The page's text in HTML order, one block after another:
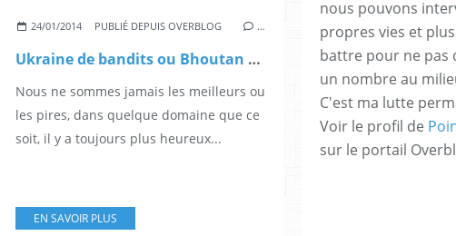
24/01/2014 PUBLIÉ DEPUIS OVERBLOG …
Ukraine de bandits ou Bhoutan train ?
Nous ne sommes jamais les meilleurs ou
les pires, dans quelque domaine que ce
soit, il y a toujours plus heureux...
EN SAVOIR PLUS
nous pouvons
propres vies et
battre pour ne pas
un nombre au
C'est ma lutte
Voir le profil de
sur le portail